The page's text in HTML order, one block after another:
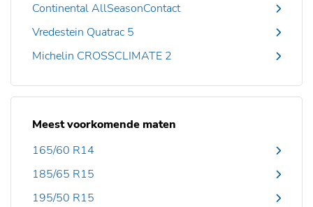
Continental AllSeasonContact
Vredestein Quatrac 5
Michelin CROSSCLIMATE 2
Meest voorkomende maten
165/60 R14
185/65 R15
195/50 R15